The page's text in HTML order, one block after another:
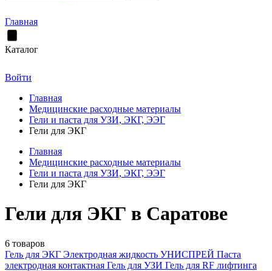
Главная
Каталог
Войти
Главная
Медицинские расходные материалы
Гели и паста для УЗИ, ЭКГ, ЭЭГ
Гели для ЭКГ
Главная
Медицинские расходные материалы
Гели и паста для УЗИ, ЭКГ, ЭЭГ
Гели для ЭКГ
Гели для ЭКГ в Саратове
6 товаров
Гель для ЭКГ Электродная жидкость УНИСПРЕЙ Паста
электродная контактная Гель для УЗИ Гель для RF лифтинга